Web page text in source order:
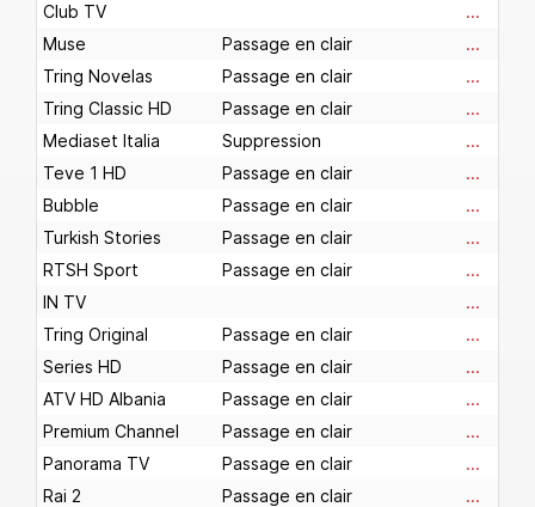
Club TV
...
Muse
Passage en clair
...
Tring Novelas
Passage en clair
...
Tring Classic HD
Passage en clair
...
Mediaset Italia
Suppression
...
Teve 1 HD
Passage en clair
...
Bubble
Passage en clair
...
Turkish Stories
Passage en clair
...
RTSH Sport
Passage en clair
...
IN TV
...
Tring Original
Passage en clair
...
Series HD
Passage en clair
...
ATV HD Albania
Passage en clair
...
Premium Channel
Passage en clair
...
Panorama TV
Passage en clair
...
Rai 2
Passage en clair
...